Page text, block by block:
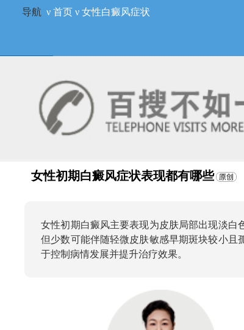
导航 ν 首页ν 女性白癜风症状
女性初期白癜风症状表现都有哪些
女性初期白癜风主要表现为皮肤局部出现淡白
但少数可能伴随轻微皮肤敏感早期斑块较小且
于控制病情发展并提升治疗效果。